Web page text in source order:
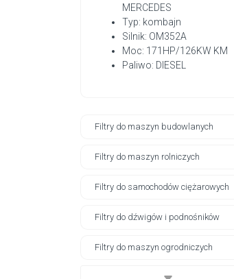
MERCEDES
Typ: kombajn
Silnik: OM352A
Moc: 171HP/126KW KM
Paliwo: DIESEL
Filtry do maszyn budowlanych
Filtry do maszyn rolniczych
Filtry do samochodów ciężarowych
Filtry do dźwigów i podnośników
Filtry do maszyn ogrodniczych